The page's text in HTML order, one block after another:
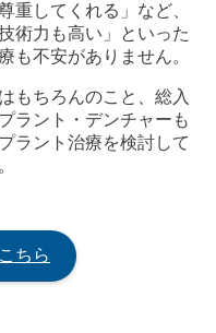
重してくれる」など、
術力も高い」といった
も不安がありません。
もちろんのこと、総入
ラント・デンチャーも
ラント治療を検討して
ちら